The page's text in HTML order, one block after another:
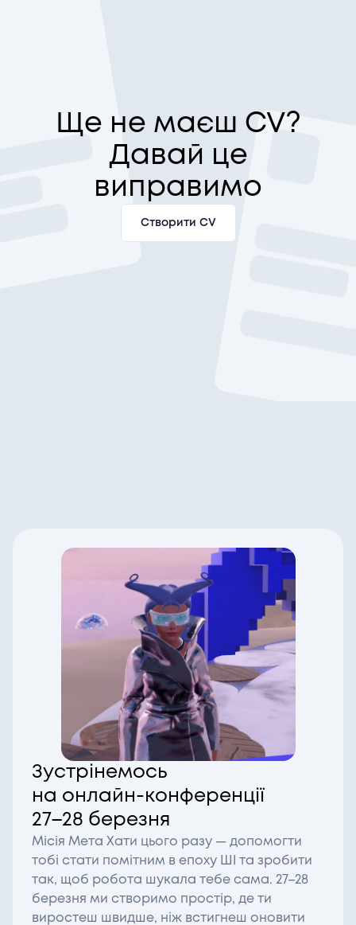
Ще не маєш CV?
Давай це
виправимо
Створити CV
Зустрінемось
на онлайн-конференції
27–28 березня
Місія Мета Хати цього разу — допомогти
тобі стати помітним в епоху ШІ та зробити
так, щоб робота шукала тебе сама. 27–28
березня ми створимо простір, де ти
виростеш швидше, ніж встигнеш оновити